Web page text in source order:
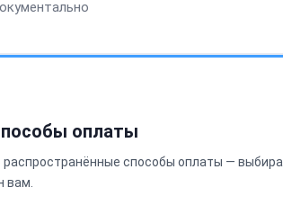
оплаты
способы оплаты —
вам.